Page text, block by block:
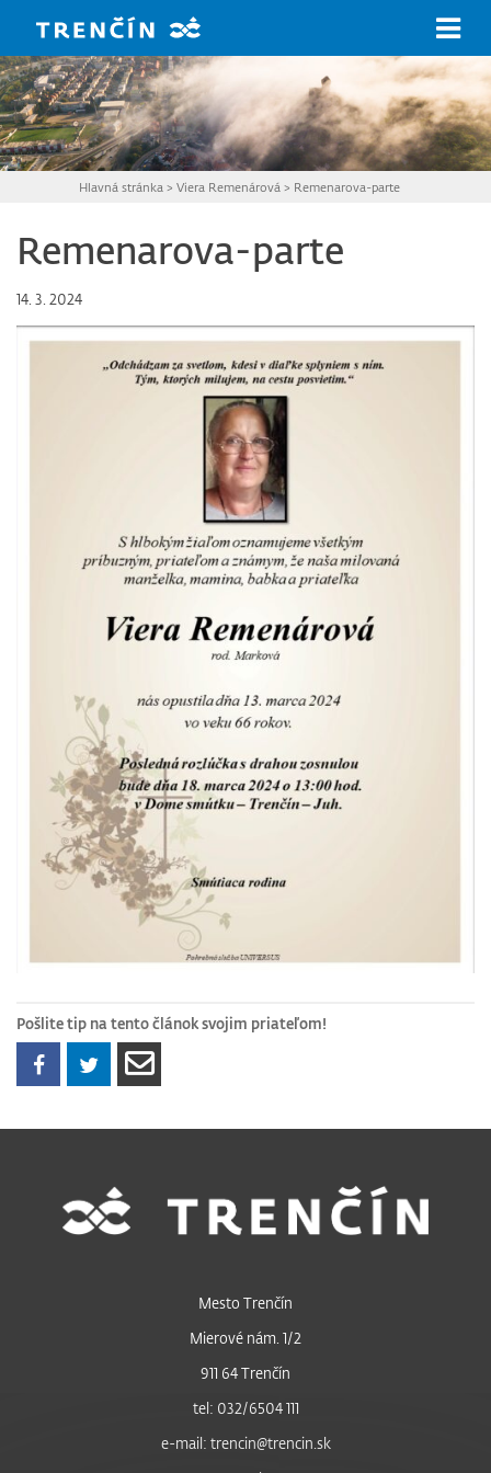
Hlavná stránka > Viera Remenárová > Remenarova-parte
Remenarova-parte
14. 3. 2024
Pošlite tip na tento článok svojim priateľom!
Mesto Trenčín
Mierové nám. 1/2
911 64 Trenčín
tel: 032/6504 111
e-mail: trencin@trencin.sk